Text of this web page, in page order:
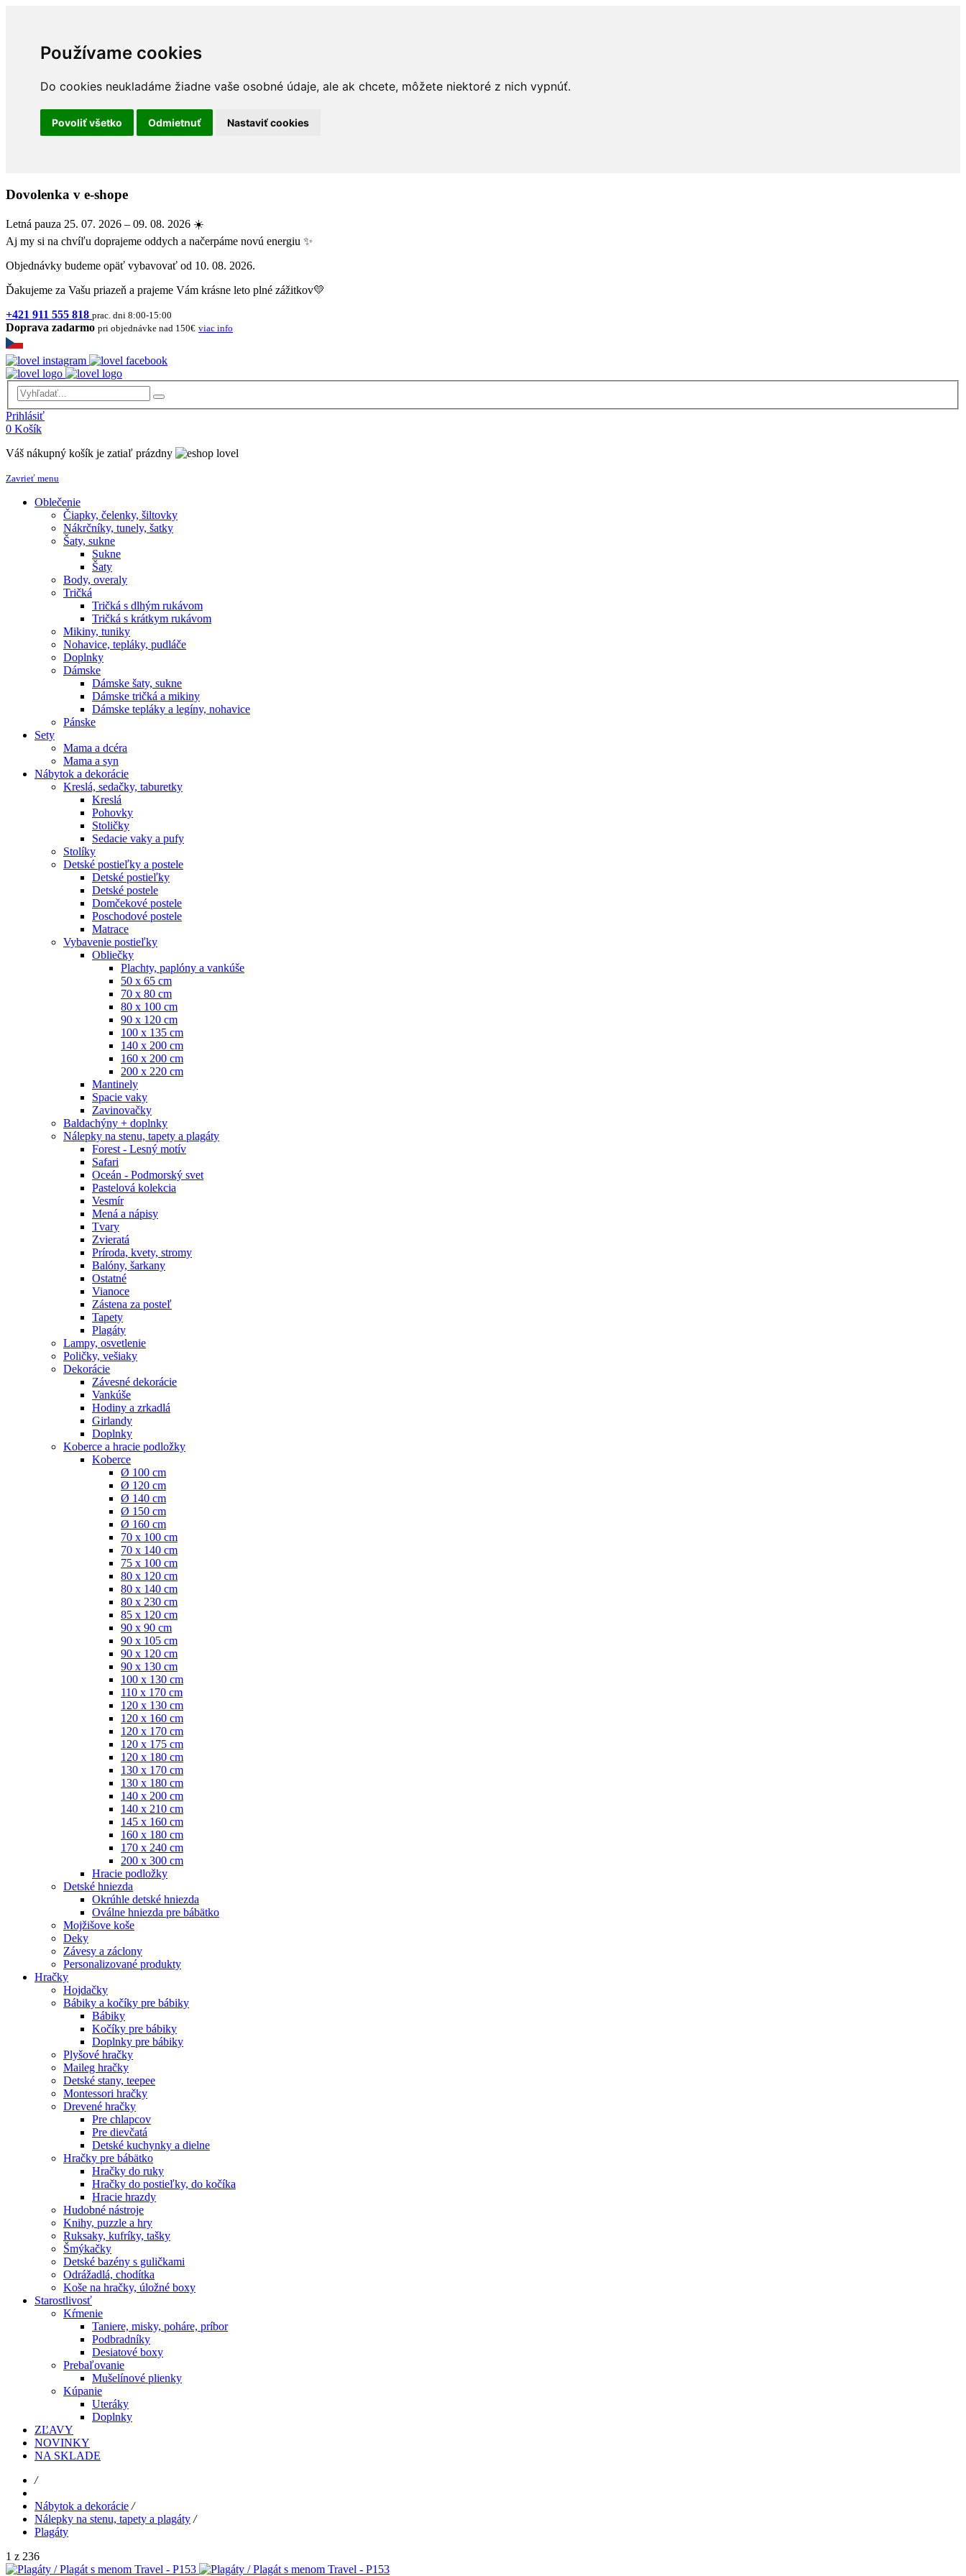
Používame cookies
Do cookies neukladáme žiadne vaše osobné údaje, ale ak chcete, môžete niektoré z nich vypnúť.
Povoliť všetko Odmietnuť Nastaviť cookies
Dovolenka v e-shope
Letná pauza 25. 07. 2026 – 09. 08. 2026 ☀️
Aj my si na chvíľu doprajeme oddych a načerpáme novú energiu ✨
Objednávky budeme opäť vybavovať od 10. 08. 2026.
Ďakujeme za Vašu priazeň a prajeme Vám krásne leto plné zážitkov💛
+421 911 555 818 prac. dni 8:00-15:00
Doprava zadarmo pri objednávke nad 150€ viac info
Prihlásiť
0 Košík
Váš nákupný košík je zatiaľ prázdny
Zavrieť menu
Oblečenie
Čiapky, čelenky, šiltovky
Nákrčníky, tunely, šatky
Šaty, sukne
Sukne
Šaty
Body, overaly
Tričká
Tričká s dlhým rukávom
Tričká s krátkym rukávom
Mikiny, tuniky
Nohavice, tepláky, pudláče
Doplnky
Dámske
Dámske šaty, sukne
Dámske tričká a mikiny
Dámske tepláky a legíny, nohavice
Pánske
Sety
Mama a dcéra
Mama a syn
Nábytok a dekorácie
Kreslá, sedačky, taburetky
Kreslá
Pohovky
Stoličky
Sedacie vaky a pufy
Stolíky
Detské postieľky a postele
Detské postieľky
Detské postele
Domčekové postele
Poschodové postele
Matrace
Vybavenie postieľky
Obliečky
Plachty, paplóny a vankúše
50 x 65 cm
70 x 80 cm
80 x 100 cm
90 x 120 cm
100 x 135 cm
140 x 200 cm
160 x 200 cm
200 x 220 cm
Mantinely
Spacie vaky
Zavinovačky
Baldachýny + doplnky
Nálepky na stenu, tapety a plagáty
Forest - Lesný motív
Safari
Oceán - Podmorský svet
Pastelová kolekcia
Vesmír
Mená a nápisy
Tvary
Zvieratá
Príroda, kvety, stromy
Balóny, šarkany
Ostatné
Vianoce
Zástena za posteľ
Tapety
Plagáty
Lampy, osvetlenie
Poličky, vešiaky
Dekorácie
Závesné dekorácie
Vankúše
Hodiny a zrkadlá
Girlandy
Doplnky
Koberce a hracie podložky
Koberce
Ø 100 cm
Ø 120 cm
Ø 140 cm
Ø 150 cm
Ø 160 cm
70 x 100 cm
70 x 140 cm
75 x 100 cm
80 x 120 cm
80 x 140 cm
80 x 230 cm
85 x 120 cm
90 x 90 cm
90 x 105 cm
90 x 120 cm
90 x 130 cm
100 x 130 cm
110 x 170 cm
120 x 130 cm
120 x 160 cm
120 x 170 cm
120 x 175 cm
120 x 180 cm
130 x 170 cm
130 x 180 cm
140 x 200 cm
140 x 210 cm
145 x 160 cm
160 x 180 cm
170 x 240 cm
200 x 300 cm
Hracie podložky
Detské hniezda
Okrúhle detské hniezda
Oválne hniezda pre bábätko
Mojžišove koše
Deky
Závesy a záclony
Personalizované produkty
Hračky
Hojdačky
Bábiky a kočíky pre bábiky
Bábiky
Kočíky pre bábiky
Doplnky pre bábiky
Plyšové hračky
Maileg hračky
Detské stany, teepee
Montessori hračky
Drevené hračky
Pre chlapcov
Pre dievčatá
Detské kuchynky a dielne
Hračky pre bábätko
Hračky do ruky
Hračky do postieľky, do kočíka
Hracie hrazdy
Hudobné nástroje
Knihy, puzzle a hry
Ruksaky, kufríky, tašky
Šmýkačky
Detské bazény s guličkami
Odrážadlá, chodítka
Koše na hračky, úložné boxy
Starostlivosť
Kŕmenie
Taniere, misky, poháre, príbor
Podbradníky
Desiatové boxy
Prebaľovanie
Mušelínové plienky
Kúpanie
Uteráky
Doplnky
ZĽAVY
NOVINKY
NA SKLADE
/
Nábytok a dekorácie /
Nálepky na stenu, tapety a plagáty /
Plagáty
1 z 236